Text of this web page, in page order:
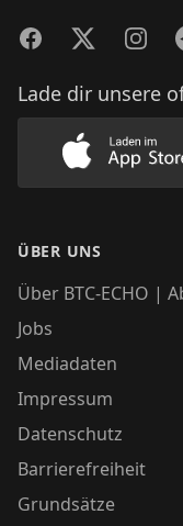
FacebookTwitter
Lade dir unsere
Lade
ÜBER UNS
Über BTC-ECHO |
Jobs
Mediadaten
Impressum
Datenschutz
Barrierefreiheit
Grundsätze